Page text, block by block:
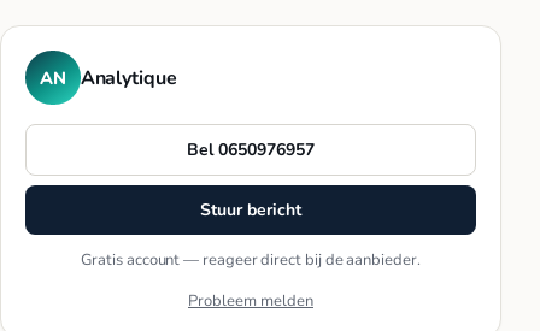
AN Analytique
Bel 0650976957
Stuur bericht
Gratis account — reageer direct bij de aanbieder.
Probleem melden